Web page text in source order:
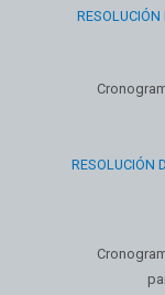
RESOLUCIÓN